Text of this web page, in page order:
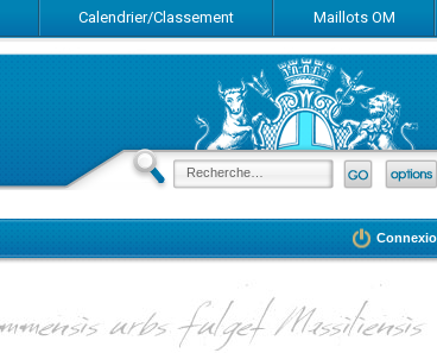
Calendrier/Classement Maillots OM